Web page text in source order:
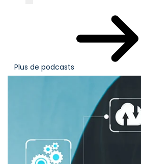
Plus de podcasts